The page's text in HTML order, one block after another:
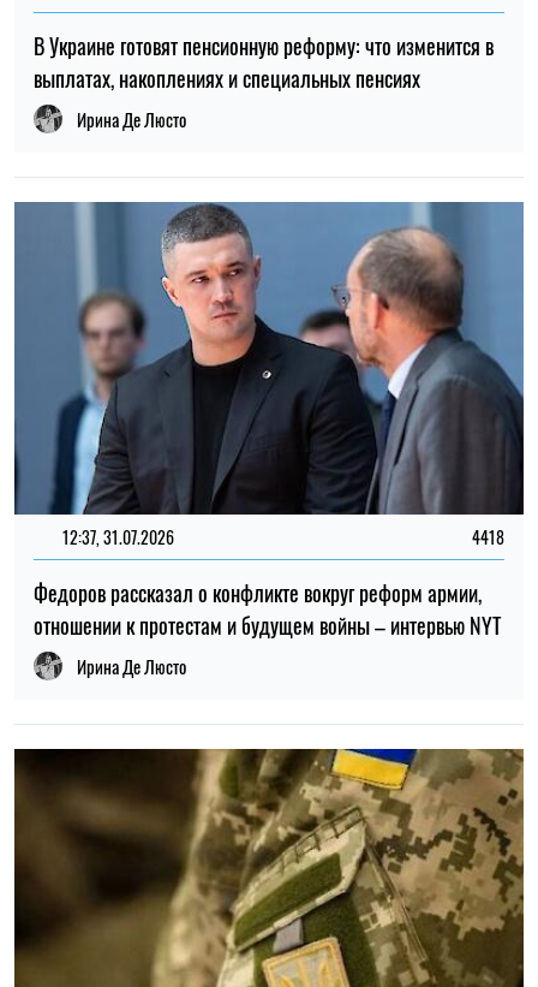
12:37, 31.07.2026
Федоров рассказал о конфликте вокруг реформ армии,
отношении к протестам и будущем войны – интервью NYT
Ирина Де Люсто
ТОП
19:30, 27.07.2026
Мужчин после 60 лет могут взять в ВСУ: кто может
попасть в армию
Николай Потика